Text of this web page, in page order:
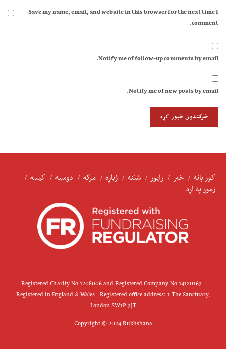
Save my name, email, and website in this browser for the next time I
comment.
Notify me of follow-up comments by email.
Notify me of new posts by email.
کور پانه خبر راپور شننه ژباړه مرکه دوسیه
کیسه
زموږ په اړه
Registered Charity No 1208006 and Registered Company No 14120163 -
Registered in England & Wales - Registered office address: 1 The Sanctuary,
London SW1P 3JT
Copyright © 2024 Rukhshana